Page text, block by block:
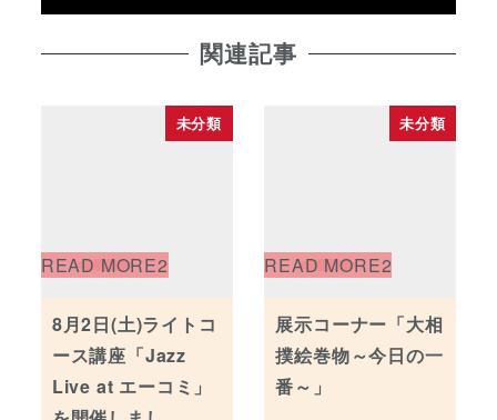
関連記事
未分類
8月2日(土)ライトコ
ース講座「Jazz
Live at エーコミ」
未分類
展示コーナー「大相
撲絵巻物～今日の一
番～」